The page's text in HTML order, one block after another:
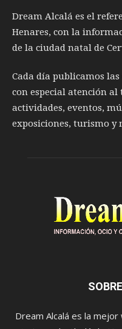
Dream Alcalá es el
Henares, con la
de la ciudad natal de
Cada día publicamos
con especial atención
actividades, eventos,
exposiciones, turismo y
Dream Alcalá es la